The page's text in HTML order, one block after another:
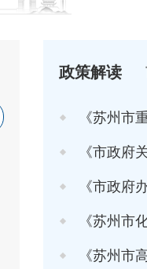
政策解读
《苏州市
《市政府关于印发苏
《市政府办公
《苏州市化
《苏州市高速